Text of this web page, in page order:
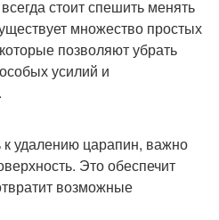
стоит спешить менять
множество простых
позволяют убрать
усилий и
к удалению царапин, важно
Это обеспечит
возможные